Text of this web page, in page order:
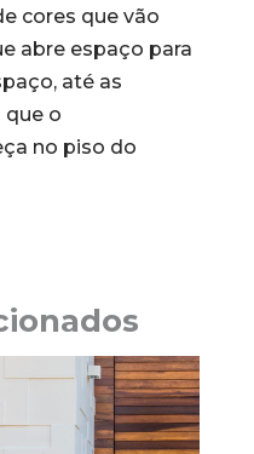
cores que vão
abre espaço para
até as
o
no piso do